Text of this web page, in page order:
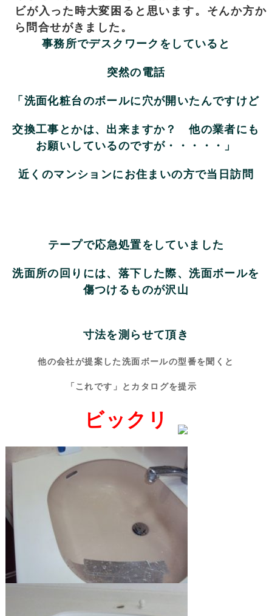
ビが入った時大変困ると思います。そんか方か
ら問合せがきました。
事務所でデスクワークをしていると
突然の電話
「洗面化粧台のボールに穴が開いたんですけど
交換工事とかは、出来ますか？ 他の業者にも
お願いしているのですが・・・・・」
近くのマンションにお住まいの方で当日訪問
テープで応急処置をしていました
洗面所の回りには、落下した際、洗面ボールを
傷つけるものが沢山
寸法を測らせて頂き
他の会社が提案した洗面ボールの型番を聞くと
「これです」とカタログを提示
ビックリ